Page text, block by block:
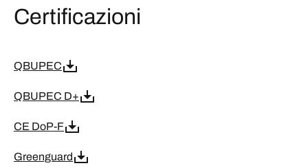
Certificazioni
QBUPEC
QBUPEC D+
CE DoP-F
Greenguard